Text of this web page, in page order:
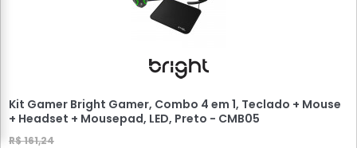
Kit Gamer Bright Gamer, Combo 4 em 1, Teclado + Mouse
+ Headset + Mousepad, LED, Preto - CMB05
R$ 161,24